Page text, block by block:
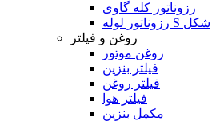
رزوناتور کله گاوی
رزوناتور لوله S شکل
روغن و فیلتر
روغن موتور
فیلتر بنزین
فیلتر روغن
فیلتر هوا
مکمل بنزین